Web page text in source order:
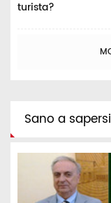
turista?
Sano a